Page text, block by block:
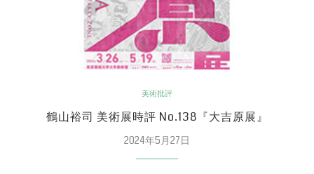
美術批評
鶴山裕司 美術展時評 No.138『大吉原展』
2024年5月27日